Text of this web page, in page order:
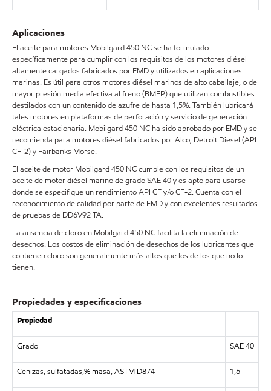
Aplicaciones
El aceite para motores Mobilgard 450 NC se ha formulado
específicamente para cumplir con los requisitos de los motores diésel
altamente cargados fabricados por EMD y utilizados en aplicaciones
marinas. Es útil para otros motores diésel marinos de alto caballaje, o de
mayor presión media efectiva al freno (BMEP) que utilizan combustibles
destilados con un contenido de azufre de hasta 1,5%. También lubricará
tales motores en plataformas de perforación y servicio de generación
eléctrica estacionaria. Mobilgard 450 NC ha sido aprobado por EMD y se
recomienda para motores diésel fabricados por Alco, Detroit Diesel (API
CF-2) y Fairbanks Morse.
El aceite de motor Mobilgard 450 NC cumple con los requisitos de un
aceite de motor diésel marino de grado SAE 40 y es apto para usarse
donde se especifique un rendimiento API CF y/o CF-2. Cuenta con el
reconocimiento de calidad por parte de EMD y con excelentes resultados
de pruebas de DD6V92 TA.
La ausencia de cloro en Mobilgard 450 NC facilita la eliminación de
desechos. Los costos de eliminación de desechos de los lubricantes que
contienen cloro son generalmente más altos que los de los que no lo
tienen.
Propiedades y especificaciones
Propiedad
Grado SAE 40
Cenizas, sulfatadas,% masa, ASTM D874 1,6